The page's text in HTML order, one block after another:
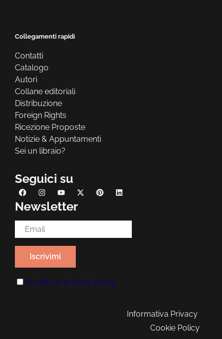
Collegamenti rapidi
Contatti
Catalogo
Autori
Collane editoriali
Distribuzione
Foreign Rights
Ricezione Proposte
Notizie & Appuntamenti
Sei un libraio?
Seguici su
Newsletter
Email Address*
Accetto la privacy policy
Informativa Privacy
Cookie Policy